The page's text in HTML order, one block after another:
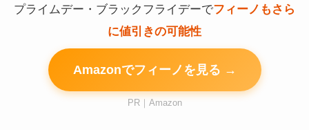
プライムデー・ブラックフライデーでフィーノもさら
に値引きの可能性
Amazonでフィーノを見る →
PR｜Amazon